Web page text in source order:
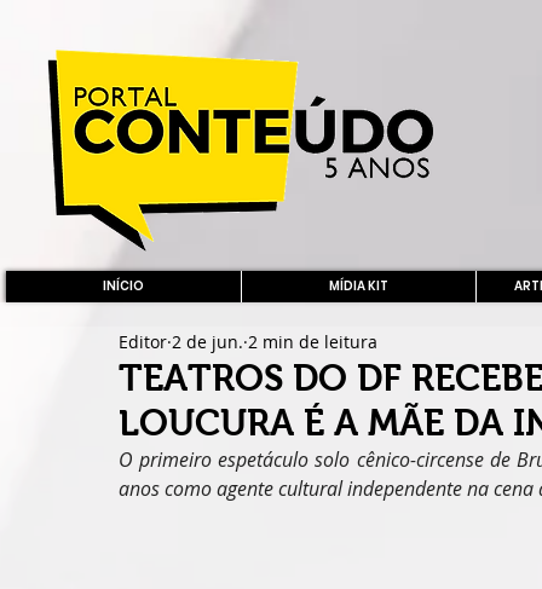
INÍCIO MÍDIA KIT
TEATROS DO DF
LOUCURA É A MÃE DA
Editor 2 de jun. 2 min de leitura
O primeiro espetáculo solo cênico-circense de
anos como agente cultural independente na